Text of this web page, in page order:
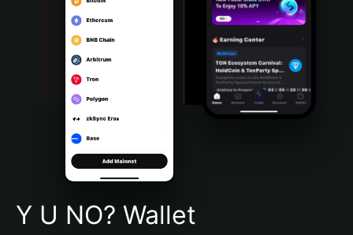
Português (Portugal)
Bahasa Indonesia
Português (Brasil)
Español (Argentina)
Y U NO? Wallet